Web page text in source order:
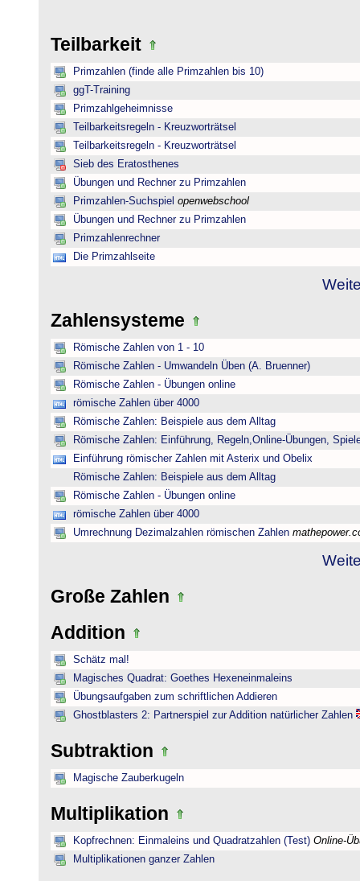
Teilbarkeit
Primzahlen (finde alle Primzahlen bis 10)
ggT-Training
Primzahlgeheimnisse
Teilbarkeitsregeln - Kreuzworträtsel
Teilbarkeitsregeln - Kreuzworträtsel
Sieb des Eratosthenes
Übungen und Rechner zu Primzahlen
Primzahlen-Suchspiel openwebschool
Übungen und Rechner zu Primzahlen
Primzahlenrechner
Die Primzahlseite
Zahlensysteme
Römische Zahlen von 1 - 10
Römische Zahlen - Umwandeln Üben (A. Bruenner)
Römische Zahlen - Übungen online
römische Zahlen über 4000
Römische Zahlen: Beispiele aus dem Alltag
Römische Zahlen: Einführung, Regeln,Online-Übungen,
Einführung römischer Zahlen mit Asterix und Obelix
Römische Zahlen: Beispiele aus dem Alltag
Römische Zahlen - Übungen online
römische Zahlen über 4000
Umrechnung Dezimalzahlen römischen Zahlen
Große Zahlen
Addition
Schätz mal!
Magisches Quadrat: Goethes Hexeneinmaleins
Übungsaufgaben zum schriftlichen Addieren
Ghostblasters 2: Partnerspiel zur Addition natürlicher Zahlen
Subtraktion
Magische Zauberkugeln
Multiplikation
Kopfrechnen: Einmaleins und Quadratzahlen (Test) Online-
Multiplikationen ganzer Zahlen